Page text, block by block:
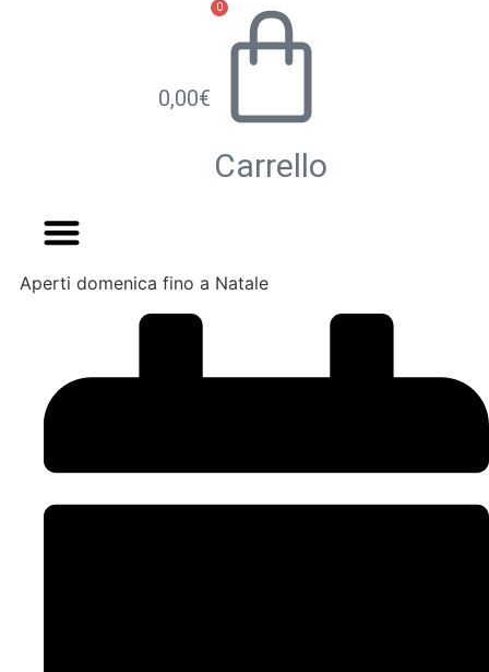
0,00€
0
Carrello
Aperti domenica fino a Natale